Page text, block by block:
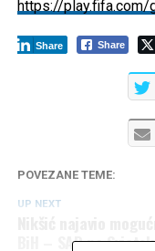
https://play.fifa.com/
Share
Share
POVEZANE TEME:
UP NEXT
BiH – SAD na